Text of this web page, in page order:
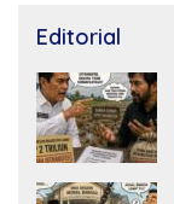
Editorial